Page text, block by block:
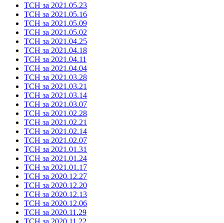
ТСН за 2021.05.23
ТСН за 2021.05.16
ТСН за 2021.05.09
ТСН за 2021.05.02
ТСН за 2021.04.25
ТСН за 2021.04.18
ТСН за 2021.04.11
ТСН за 2021.04.04
ТСН за 2021.03.28
ТСН за 2021.03.21
ТСН за 2021.03.14
ТСН за 2021.03.07
ТСН за 2021.02.28
ТСН за 2021.02.21
ТСН за 2021.02.14
ТСН за 2021.02.07
ТСН за 2021.01.31
ТСН за 2021.01.24
ТСН за 2021.01.17
ТСН за 2020.12.27
ТСН за 2020.12.20
ТСН за 2020.12.13
ТСН за 2020.12.06
ТСН за 2020.11.29
ТСН за 2020.11.22